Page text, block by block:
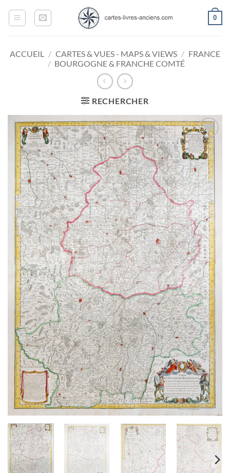
0
ACCUEIL / CARTES & VUES - MAPS & VIEWS / FRANCE
/ BOURGOGNE & FRANCHE COMTÉ
RECHERCHER
Ajouter
à la
wishlist